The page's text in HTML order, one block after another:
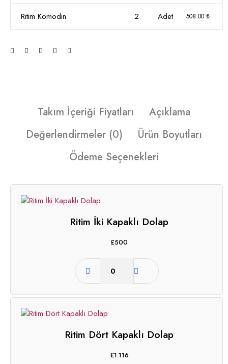
Ritim Komodin 2 Adet 508.00 ₺
Takım İçeriği Fiyatları
Açıklama
Değerlendirmeler (0)
Ürün Boyutları
Ödeme Seçenekleri
Ritim İki Kapaklı Dolap
£500
Ritim Dört Kapaklı Dolap
£1.116